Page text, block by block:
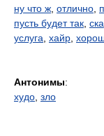
ну что ж отлично
пусть будет так
услуга хайр
Антонимы:
худо зло